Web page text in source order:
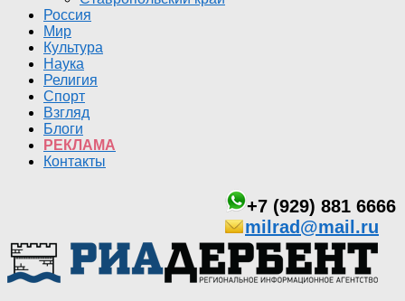
Россия
Мир
Культура
Наука
Религия
Спорт
Взгляд
Блоги
РЕКЛАМА
Контакты
+7 (929) 881 6666
milrad@mail.ru